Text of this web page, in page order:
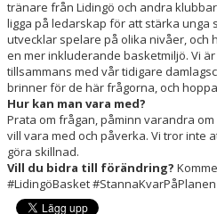
tränare från Lidingö och andra
ligga på ledarskap för att stärka unga
utvecklar spelare på olika nivåer, och
en mer inkluderande basketmiljö. Vi
tillsammans med vår tidigare
brinner för de här frågorna, och
Hur kan man vara med?
Prata om frågan, påminn varandra
vill vara med och påverka. Vi tror inte
göra skillnad.
Vill du bidra till förändring?
#LidingöBasket